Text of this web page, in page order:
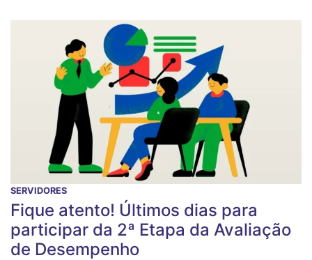
SERVIDORES
Fique atento! Últimos dias para
participar da 2ª Etapa da Avaliação
de Desempenho